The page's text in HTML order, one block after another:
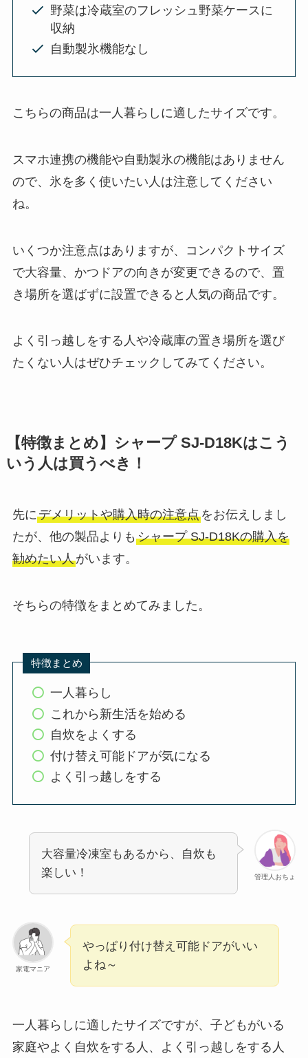
野菜は冷蔵室のフレッシュ野菜ケースに
収納
自動製氷機能なし
こちらの商品は一人暮らしに適したサイズです。
スマホ連携の機能や自動製氷の機能はありません
ので、氷を多く使いたい人は注意してください
ね。
いくつか注意点はありますが、コンパクトサイズ
で大容量、かつドアの向きが変更できるので、置
き場所を選ばずに設置できると人気の商品です。
よく引っ越しをする人や冷蔵庫の置き場所を選び
たくない人はぜひチェックしてみてください。
【特徴まとめ】シャープ SJ-D18Kはこう
いう人は買うべき！
先にデメリットや購入時の注意点をお伝えしまし
たが、他の製品よりも シャープ SJ-D18Kの購入を
勧めたい人がいます。
そちらの特徴をまとめてみました。
特徴まとめ
一人暮らし
これから新生活を始める
自炊をよくする
付け替え可能ドアが気になる
よく引っ越しをする
管理人おちょ
大容量冷凍室もあるから、自炊も
楽しい！
家電マニア
やっぱり付け替え可能ドアがいい
よね～
一人暮らしに適したサイズですが、子どもがいる
家庭やよく自炊をする人、よく引っ越しをする人